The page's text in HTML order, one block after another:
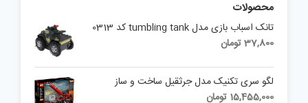
محصولات
تانک اسباب بازی مدل tumbling tank کد 0313
37,800تومان
لگو سری تکنیک مدل جرثقیل ساخت و ساز
15,455,000 تومان